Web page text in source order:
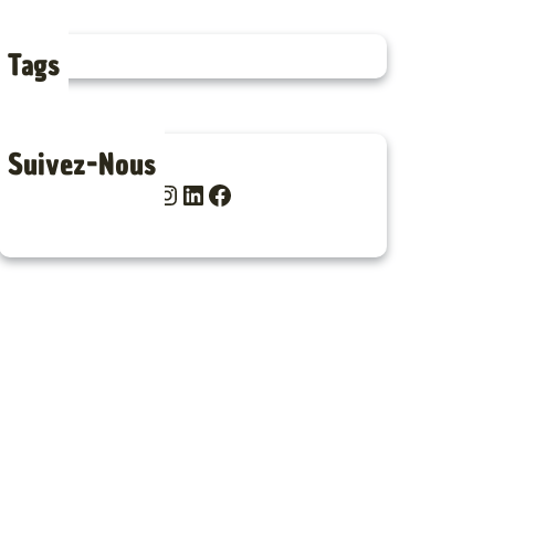
Tags
Suivez-Nous
InstagramLinkedIn Facebook